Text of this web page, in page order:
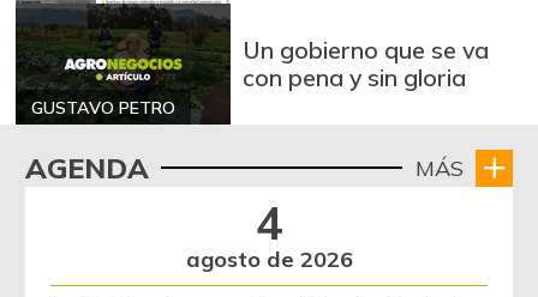
GUSTAVO PETRO
Un gobierno que se va
con pena y sin gloria
AGENDA MÁS
4
agosto de 2026